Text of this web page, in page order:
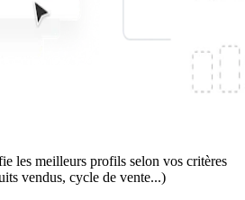
les meilleurs profils selon vos critères
vendus, cycle de vente...)